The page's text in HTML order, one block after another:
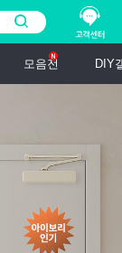
모음전 DIY